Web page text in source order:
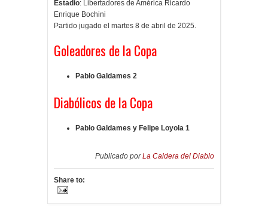
Estadio: Libertadores de América Ricardo
Enrique Bochini
Partido jugado el martes 8 de abril de 2025.
Goleadores de la Copa
Pablo Galdames 2
Diabólicos de la Copa
Pablo Galdames y Felipe Loyola 1
Publicado porLa Caldera del Diablo
Share to: